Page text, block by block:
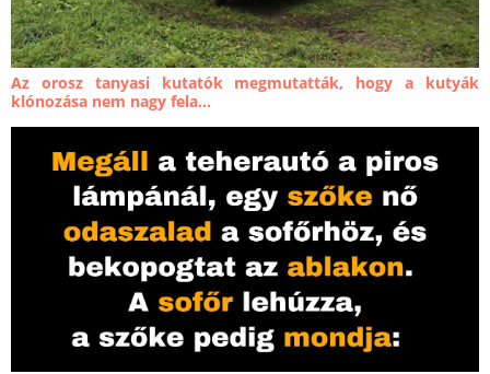
Az orosz tanyasi kutatók megmutatták, hogy a kutyák
klónozása nem nagy fela...